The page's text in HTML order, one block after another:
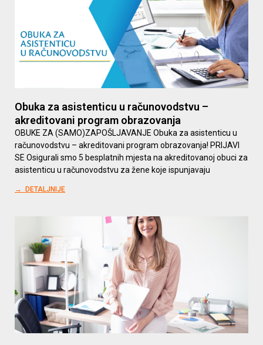
Obuka za asistenticu u računovodstvu –
akreditovani program obrazovanja
OBUKE ZA (SAMO)ZAPOŠLJAVANJE Obuka za asistenticu u
računovodstvu – akreditovani program obrazovanja! PRIJAVI
SE Osigurali smo 5 besplatnih mjesta na akreditovanoj obuci za
asistenticu u računovodstvu za žene koje ispunjavaju
→ DETALJNIJE